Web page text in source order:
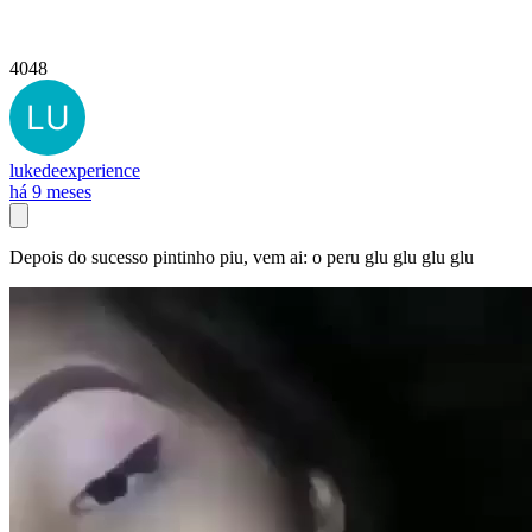
4048
lukedeexperience
há 9 meses
Depois do sucesso pintinho piu, vem ai: o peru glu glu glu glu